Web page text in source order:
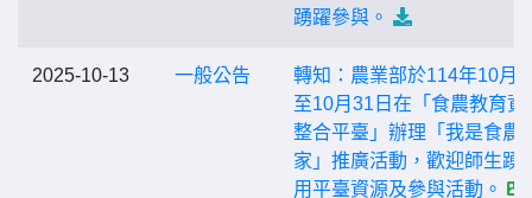
踴躍參與。
2025-10-13 一般公告
轉知：農業部於114年10月1
至10月31日在「食農教育資
整合平臺」辦理「我是食農
家」推廣活動，歡迎師生踴
用平臺資源及參與活動。